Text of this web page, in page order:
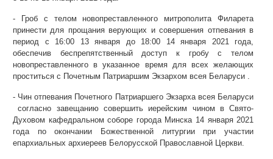
- Гроб с телом новопреставленного митрополита Филарета
принести для прощания верующих и совершения отпевания в
период с 16:00 13 января до 18:00 14 января 2021 года,
обеспечив беспрепятственный доступ к гробу с телом
новопреставленного в указанное время для всех желающих
проститься с Почетным Патриаршим Экзархом всея Беларуси .
- Чин отпевания Почетного Патриаршего Экзарха всея Беларуси
согласно завещанию совершить иерейским чином в Свято-
Духовом кафедральном соборе города Минска 14 января 2021
года по окончании Божественной литургии при участии
епархиальных архиереев Белорусской Православной Церкви.